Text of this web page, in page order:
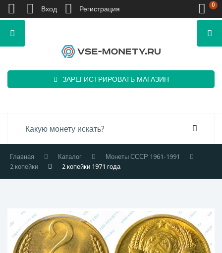
ЗАРЕГИСТРИРОВАТЬ МАГАЗИН
Главная Каталог
Монеты СССР 1961-1991
2 копейки
2 копейки 1971 года
Вход Регистрация 0